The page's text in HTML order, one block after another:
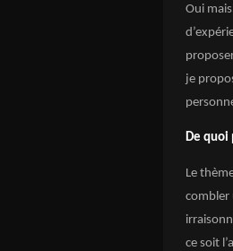
Oui
je
De quoi
Le
combler
ce soit